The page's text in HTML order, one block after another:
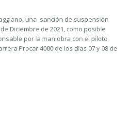
una sanción de suspensión
Diciembre de 2021, como posible
por la maniobra con el piloto
Procar 4000 de los días 07 y 08 de